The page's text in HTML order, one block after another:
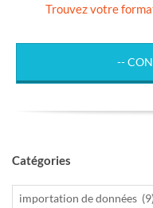
Trouvez votre
--
Catégories
Catégories